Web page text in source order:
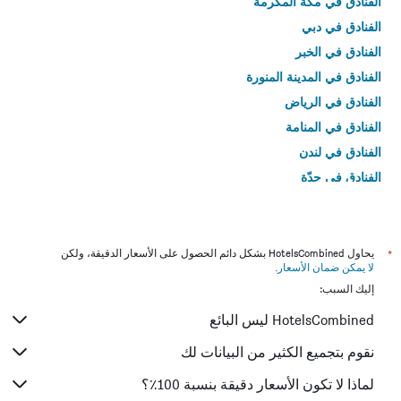
الفنادق في دبي
الفنادق في الخبر
الفنادق في المدينة المنورة
الفنادق في الرياض
الفنادق في المنامة
الفنادق في لندن
الفنادق في جدّة
*
يحاول HotelsCombined بشكل دائم الحصول على الأسعار الدقيقة، ولكن
لا يمكن ضمان الأسعار .
إليك السبب:
HotelsCombined ليس البائع
نقوم بتجميع الكثير من البيانات لك
لماذا لا تكون الأسعار دقيقة بنسبة 100٪؟